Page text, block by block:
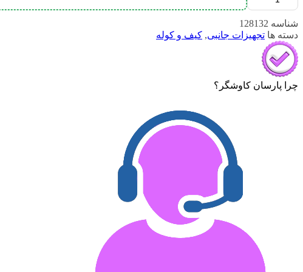
شناسه 128132
دسته ها تجهیزات جانبی, کیف و کوله
چرا پارسان کاوشگر؟